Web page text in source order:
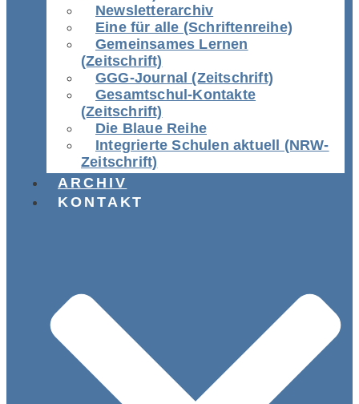
Newsletterarchiv
Eine für alle (Schriftenreihe)
Gemeinsames Lernen
(Zeitschrift)
GGG-Journal (Zeitschrift)
Gesamtschul-Kontakte
(Zeitschrift)
Die Blaue Reihe
Integrierte Schulen aktuell (NRW-
Zeitschrift)
ARCHIV
KONTAKT